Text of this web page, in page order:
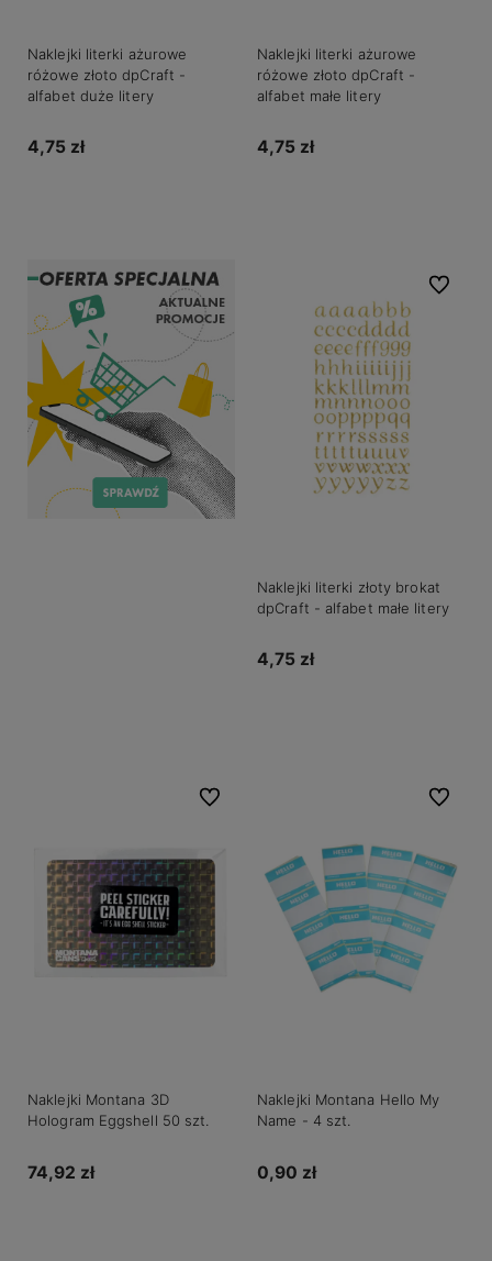
Naklejki literki ażurowe
różowe złoto dpCraft -
alfabet duże litery
4,75 zł
Naklejki literki ażurowe
różowe złoto dpCraft -
alfabet małe litery
4,75 zł
Naklejki literki złoty brokat
dpCraft - alfabet małe litery
4,75 zł
Do
Naklejki Montana 3D
Hologram Eggshell 50 szt.
74,92 zł
Do ulubionych
Naklejki Montana Hello My
Name - 4 szt.
0,90 zł
Do